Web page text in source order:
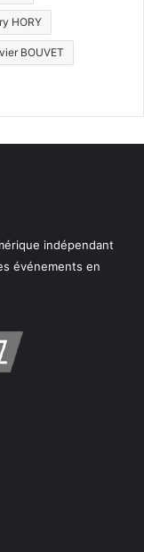
HORY
BOUVET
indépendant
événements en